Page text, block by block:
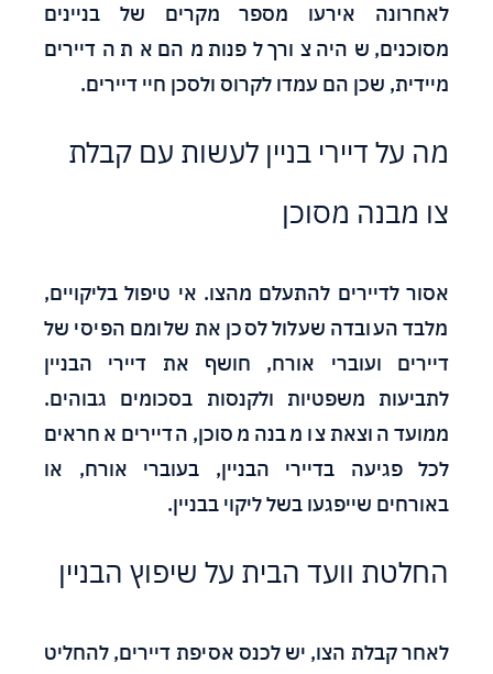
לאחרונה אירעו מספר מקרים של בניינים
מסוכנים, שהיה צורך לפנות מהם את הדיירים
מיידית, שכן הם עמדו לקרוס ולסכן חיי דיירים.
מה על דיירי בניין לעשות עם קבלת
צו מבנה מסוכן
אסור לדיירים להתעלם מהצו. אי טיפול בליקויים,
מלבד העובדה שעלול לסכן את שלומם הפיסי של
דיירים ועוברי אורח, חושף את דיירי הבניין
לתביעות משפטיות ולקנסות בסכומים גבוהים.
ממועד הוצאת צו מבנה מסוכן, הדיירים אחראים
לכל פגיעה בדיירי הבניין, בעוברי אורח, או
באורחים שייפגעו בשל ליקוי בבניין.
החלטת וועד הבית על שיפוץ הבניין
לאחר קבלת הצו, יש לכנס אסיפת דיירים, להחליט